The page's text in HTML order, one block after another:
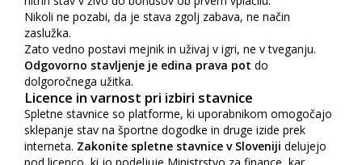
Nikoli ne pozabi, da je stava zgolj zabava, ne način
zaslužka.
Zato vedno postavi mejnik in uživaj v igri, ne v tveganju.
Odgovorno stavljenje je edina prava pot do
dolgoročnega užitka.
Licence in varnost pri izbiri stavnice
Spletne stavnice so platforme, ki uporabnikom omogočajo
sklepanje stav na športne dogodke in druge izide prek
interneta. Zakonite spletne stavnice v Sloveniji delujejo
pod licenco, ki jo podeljuje Ministrstvo za finance, kar